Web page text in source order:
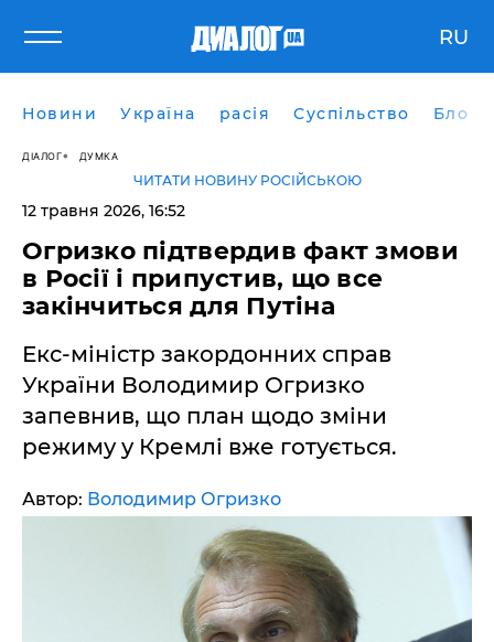
RU
Новини Україна расія Суспільство Блоги
ДІАЛОГ ДУМКА
ЧИТАТИ НОВИНУ РОСІЙСЬКОЮ
12 травня 2026, 16:52
​Огризко підтвердив факт змови
в Росії і припустив, що все
закінчиться для Путіна
Екс-міністр закордонних справ
України Володимир Огризко
запевнив, що план щодо зміни
режиму у Кремлі вже готується.
Автор: Володимир Огризко